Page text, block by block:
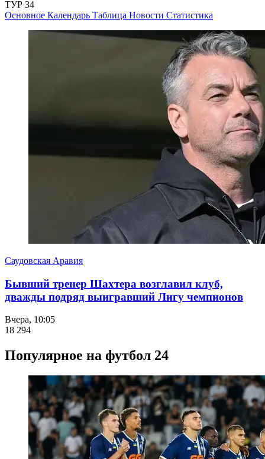
ТУР 34
Основное Календарь Таблица Новости Статистика
Саудовская Аравия
Бывший тренер Шахтера возглавил клуб,
дважды подряд выигравший Лигу чемпионов
Вчера, 10:05
18 294
Популярное на футбол 24